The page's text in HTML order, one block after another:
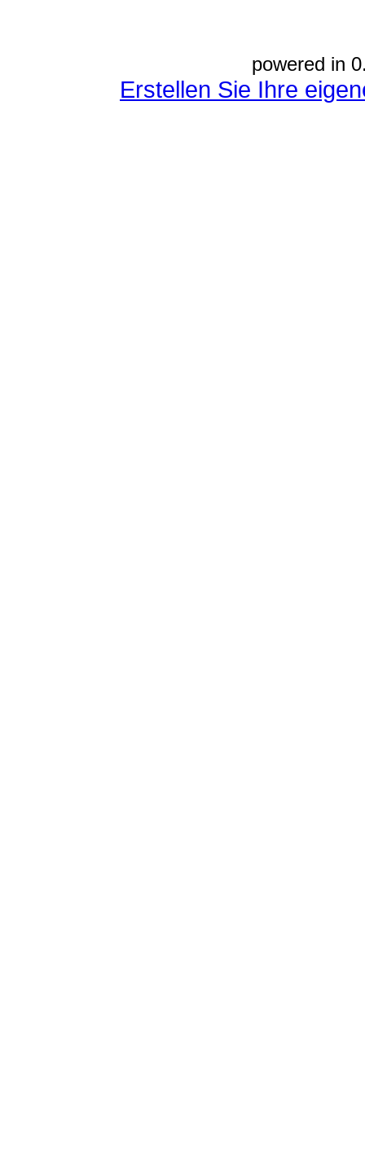
powered in
Erstellen Sie Ihre